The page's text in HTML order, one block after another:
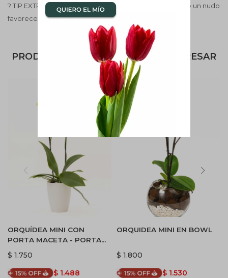
? TIP EXTRA Después de la floración, podar la vara sobre un nudo
favorece nuevas flores.
PRODUCTOS QUE TE PUEDEN INTERESAR
ORQUÍDEA MINI CON
PORTA MACETA - PORTA
MACETA BLANCO
$ 1.750
$ 1.488
ORQUIDEA MINI EN BOWL
$ 1.800
$ 1.530